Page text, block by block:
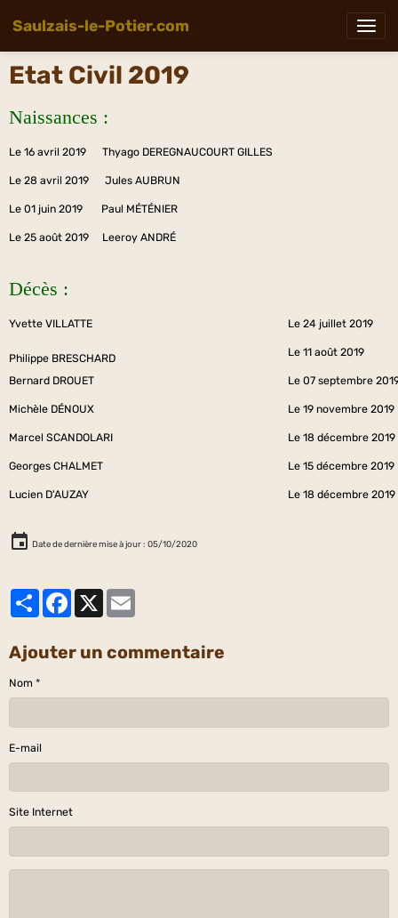
Saulzais-le-Potier.com
Etat Civil 2019
Naissances :
Le 16 avril 2019 Thyago DEREGNAUCOURT GILLES
Le 28 avril 2019 Jules AUBRUN
Le 01 juin 2019 Paul MÉTÉNIER
Le 25 août 2019 Leeroy ANDRÉ
Décès :
Yvette VILLATTE Le 24 juillet 2019
Philippe BRESCHARD Le 11 août 2019
Bernard DROUET Le 07 septembre
Michèle DÉNOUX Le 19 novembre 2019
Marcel SCANDOLARI Le 18 décembre 2019
Georges CHALMET Le 15 décembre 2019
Lucien D'AUZAY Le 18 décembre 2019
Date de dernière mise à jour : 05/10/2020
PartagerFacebook
Ajouter un commentaire
Nom
E-mail
Site Internet